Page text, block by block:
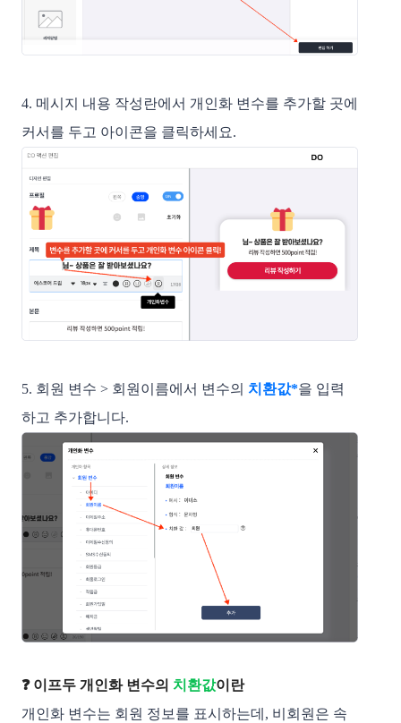
4. 메시지 내용 작성란에서 개인화 변수를 추가할 곳에
커서를 두고 아이콘을 클릭하세요.
5. 회원 변수 > 회원이름에서 변수의 치환값*을 입력
하고 추가합니다.
❓ 이프두 개인화 변수의 치환값이란
개인화 변수는 회원 정보를 표시하는데, 비회원은 속